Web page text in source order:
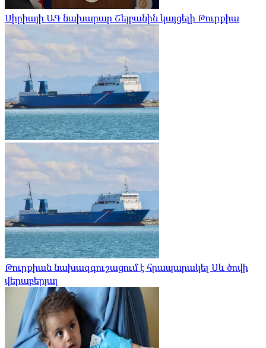
Սիրիայի ԱԳ նախարար Շեյբանին կայցելի Թուրքիա
Թուրքիան նախազգուշացում է հրապարակել Սև ծովի
վերաբերյալ